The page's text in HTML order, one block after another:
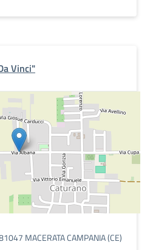
Vinci"
MACERATA CAMPANIA (CE)